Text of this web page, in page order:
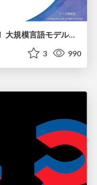
つくって納得、つかって実感！ 大規模言語モデルことはじめ ver2.0
3 990